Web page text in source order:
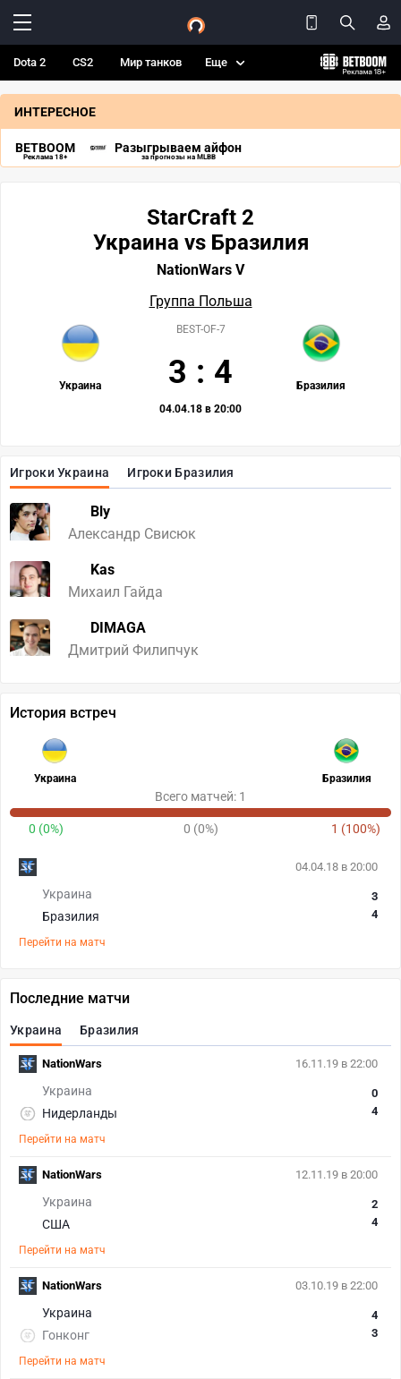
Dota 2 CS2 Мир танков Еще
ИНТЕРЕСНОЕ
BETBOOM
Реклама 18+
Разыгрываем айфон
за прогнозы на MLBB
Игроки Украина Игроки Бразилия
Bly
Александр Свисюк
Kas
Михаил Гайда
DIMAGA
Дмитрий Филипчук
StarCraft 2
Украина vs Бразилия
NationWars V
Группа Польша
Украина Бразилия
BEST-OF-7
3 : 4
04.04.18 в 20:00
История встреч
Украина Бразилия
Всего матчей: 1
0 (0%) 0 (0%) 1 (100%)
04.04.18 в 20:00
Украина
Бразилия
3
4
Перейти на матч
Последние матчи
Украина Бразилия
16.11.19 в 22:00
Украина
Нидерланды
0
4
Перейти на матч
NationWars
12.11.19 в 20:00
Украина
США
2
4
Перейти на матч
NationWars
03.10.19 в 22:00
Украина
Гонконг
4
3
Перейти на матч
NationWars